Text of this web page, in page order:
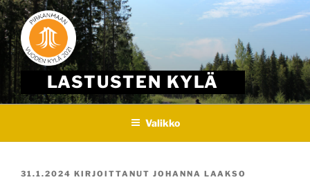
Skip
to
content
LASTUSTEN KYLÄ
Valikko
JULKAISTU
31.1.2024 KIRJOITTANUT JOHANNA LAAKSO